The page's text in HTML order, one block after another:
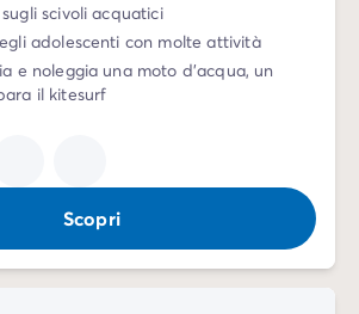
Homair
cancellazione
scivoli acquatici
adolescenti con molte attività
e noleggia una moto d'acqua, un
il kitesurf
Scopri